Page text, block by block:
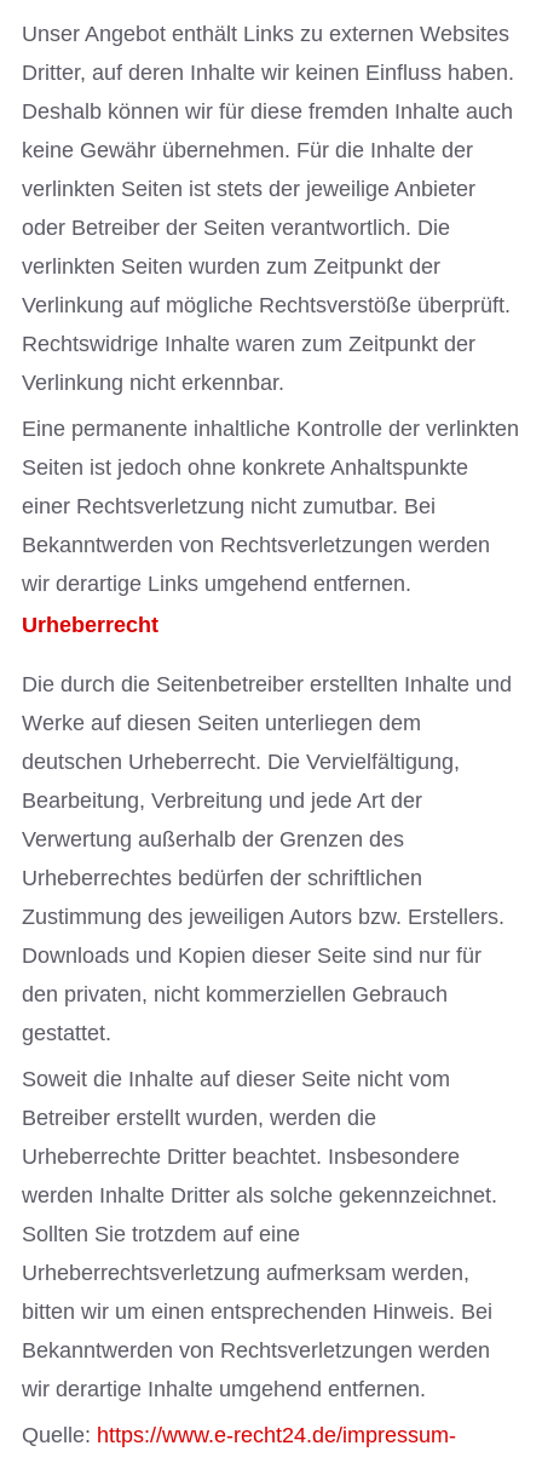
Unser Angebot enthält Links zu externen Websites
Dritter, auf deren Inhalte wir keinen Einfluss haben.
Deshalb können wir für diese fremden Inhalte auch
keine Gewähr übernehmen. Für die Inhalte der
verlinkten Seiten ist stets der jeweilige Anbieter
oder Betreiber der Seiten verantwortlich. Die
verlinkten Seiten wurden zum Zeitpunkt der
Verlinkung auf mögliche Rechtsverstöße überprüft.
Rechtswidrige Inhalte waren zum Zeitpunkt der
Verlinkung nicht erkennbar.
Eine permanente inhaltliche Kontrolle der verlinkten
Seiten ist jedoch ohne konkrete Anhaltspunkte
einer Rechtsverletzung nicht zumutbar. Bei
Bekanntwerden von Rechtsverletzungen werden
wir derartige Links umgehend entfernen.
Urheberrecht
Die durch die Seitenbetreiber erstellten Inhalte und
Werke auf diesen Seiten unterliegen dem
deutschen Urheberrecht. Die Vervielfältigung,
Bearbeitung, Verbreitung und jede Art der
Verwertung außerhalb der Grenzen des
Urheberrechtes bedürfen der schriftlichen
Zustimmung des jeweiligen Autors bzw. Erstellers.
Downloads und Kopien dieser Seite sind nur für
den privaten, nicht kommerziellen Gebrauch
gestattet.
Soweit die Inhalte auf dieser Seite nicht vom
Betreiber erstellt wurden, werden die
Urheberrechte Dritter beachtet. Insbesondere
werden Inhalte Dritter als solche gekennzeichnet.
Sollten Sie trotzdem auf eine
Urheberrechtsverletzung aufmerksam werden,
bitten wir um einen entsprechenden Hinweis. Bei
Bekanntwerden von Rechtsverletzungen werden
wir derartige Inhalte umgehend entfernen.
Quelle: https://www.e-recht24.de/impressum-